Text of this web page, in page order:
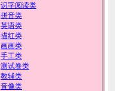
识字阅读类
拼音类
英语类
描红类
画画类
手工类
测试卷类
教辅类
音像类